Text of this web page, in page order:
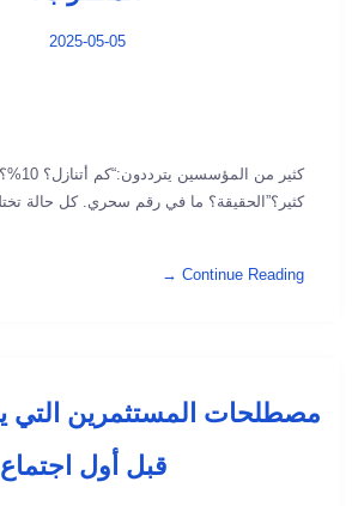
2025-05-05
كثير؟”الحقيقة؟ ما في رقم سحري. كل حالة
Continue Reading →
مصطلحات المستثمرين التي
قبل أول اجتماع